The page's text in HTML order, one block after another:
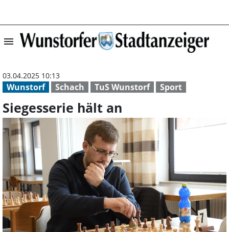
menu Siegesserie
Wunstorf Schach TuS Wunstorf Sport
03.04.2025 10:13
Siegesserie hält an